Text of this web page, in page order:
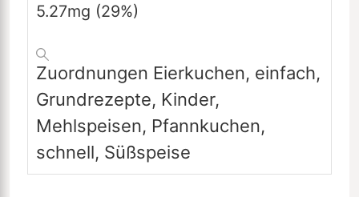
5.27mg (29%)
Zuordnungen Eierkuchen, einfach,
Grundrezepte, Kinder,
Mehlspeisen, Pfannkuchen,
schnell, Süßspeise